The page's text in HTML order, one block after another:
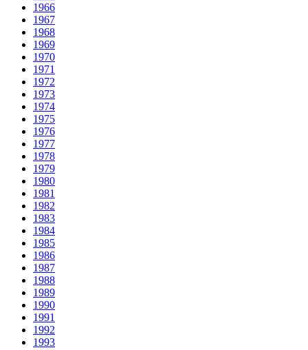
1966
1967
1968
1969
1970
1971
1972
1973
1974
1975
1976
1977
1978
1979
1980
1981
1982
1983
1984
1985
1986
1987
1988
1989
1990
1991
1992
1993